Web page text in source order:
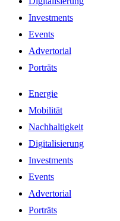
Investments
Events
Advertorial
Porträts
Energie
Mobilität
Nachhaltigkeit
Digitalisierung
Investments
Events
Advertorial
Porträts